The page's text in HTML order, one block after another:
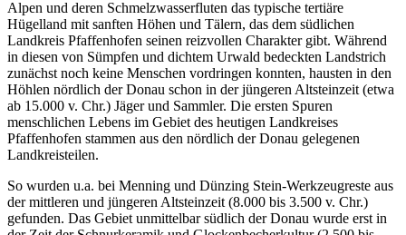
Alpen und deren Schmelzwasserfluten das typische tertiäre
Hügelland mit sanften Höhen und Tälern, das dem südlichen
Landkreis Pfaffenhofen seinen reizvollen Charakter gibt. Während
in diesen von Sümpfen und dichtem Urwald bedeckten Landstrich
zunächst noch keine Menschen vordringen konnten, hausten in den
Höhlen nördlich der Donau schon in der jüngeren Altsteinzeit (etwa
ab 15.000 v. Chr.) Jäger und Sammler. Die ersten Spuren
menschlichen Lebens im Gebiet des heutigen Landkreises
Pfaffenhofen stammen aus den nördlich der Donau gelegenen
Landkreisteilen.
So wurden u.a. bei Menning und Dünzing Stein-Werkzeugreste aus
der mittleren und jüngeren Altsteinzeit (8.000 bis 3.500 v. Chr.)
gefunden. Das Gebiet unmittelbar südlich der Donau wurde erst in